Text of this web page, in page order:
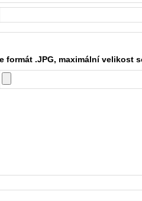
formát .JPG, maximální velikost